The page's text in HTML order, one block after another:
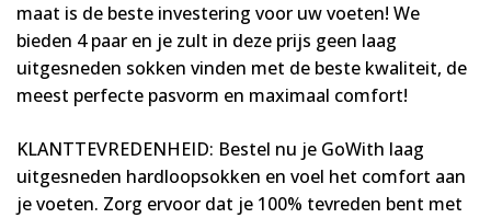
maat is de beste investering voor uw voeten! We
bieden 4 paar en je zult in deze prijs geen laag
uitgesneden sokken vinden met de beste kwaliteit, de
meest perfecte pasvorm en maximaal comfort!
KLANTTEVREDENHEID: Bestel nu je GoWith laag
uitgesneden hardloopsokken en voel het comfort aan
je voeten. Zorg ervoor dat je 100% tevreden bent met